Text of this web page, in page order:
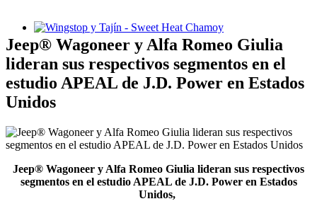
Wingstop y Tajín - Sweet Heat Chamoy
Jeep® Wagoneer y Alfa Romeo Giulia
lideran sus respectivos segmentos en el
estudio APEAL de J.D. Power en Estados
Unidos
Jeep® Wagoneer y Alfa Romeo Giulia lideran sus respectivos
segmentos en el estudio APEAL de J.D. Power en Estados
Unidos,